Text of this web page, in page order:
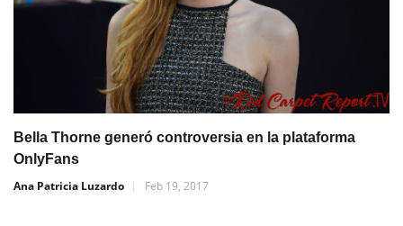
Bella Thorne generó controversia en la plataforma
OnlyFans
Ana Patricia Luzardo
Feb 19, 2017